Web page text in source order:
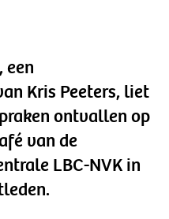
een
Kris Peeters, liet
ontvallen op
van de
LBC-NVK in